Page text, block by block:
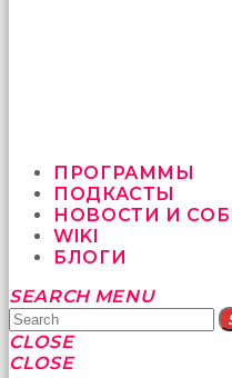
ПРОГРАММЫ
ПОДКАСТЫ
НОВОСТИ И
WIKI
БЛОГИ
Yatağa
bile
geçmeye
fırsat
SEARCH MENU
CLOSE
CLOSE